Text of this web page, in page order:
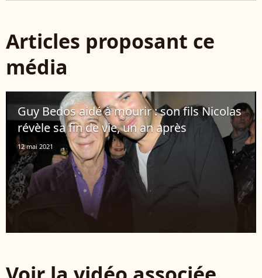
Articles proposant ce
média
Guy Bedos aidé à mourir : son fils Nicolas
révèle sa fin de vie, un an après
12 mai 2021